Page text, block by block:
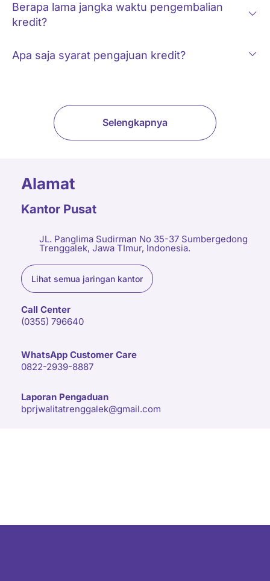
Berapa lama jangka waktu pengembalian
kredit?
Apa saja syarat pengajuan kredit?
Selengkapnya
Alamat
Kantor Pusat
JL. Panglima Sudirman No 35-37 Sumbergedong
Trenggalek, Jawa TImur, Indonesia.
Lihat semua jaringan kantor
Call Center
(0355) 796640
WhatsApp Customer Care
0822-2939-8887
Laporan Pengaduan
bprjwalitatrenggalek@gmail.com